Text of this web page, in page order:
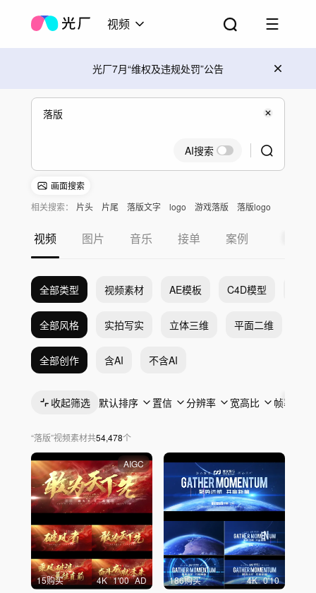
视频
光厂7月“维权及违规处罚”公告
AI搜索
画面搜索
相关搜索：
片头 片尾 落版文字 logo 游戏落版 落版logo
视频 图片 音乐 接单 案例
全部类型 视频素材 AE模板 C4D模型
全部风格 实拍写实 立体三维 平面二维
全部创作 含AI 不含AI
收起筛选 默认排序 置信 分辨率 宽高比 帧率
“落版”视频素材共54,478个
AIGC
15购买 4K 1'00 AD 186购买 4K 0'10